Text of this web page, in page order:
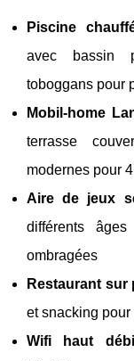
Piscine
avec bassin
toboggans pour
Mobil-home
terrasse
modernes pour
Aire de jeux
différents
ombragées
Restaurant sur
et snacking
Wifi haut